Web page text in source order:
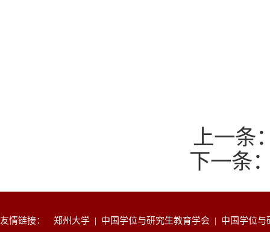
上一条
下一条
友情链接： 郑州大学 | 中国学位与研究生教育学会 | 中国学位